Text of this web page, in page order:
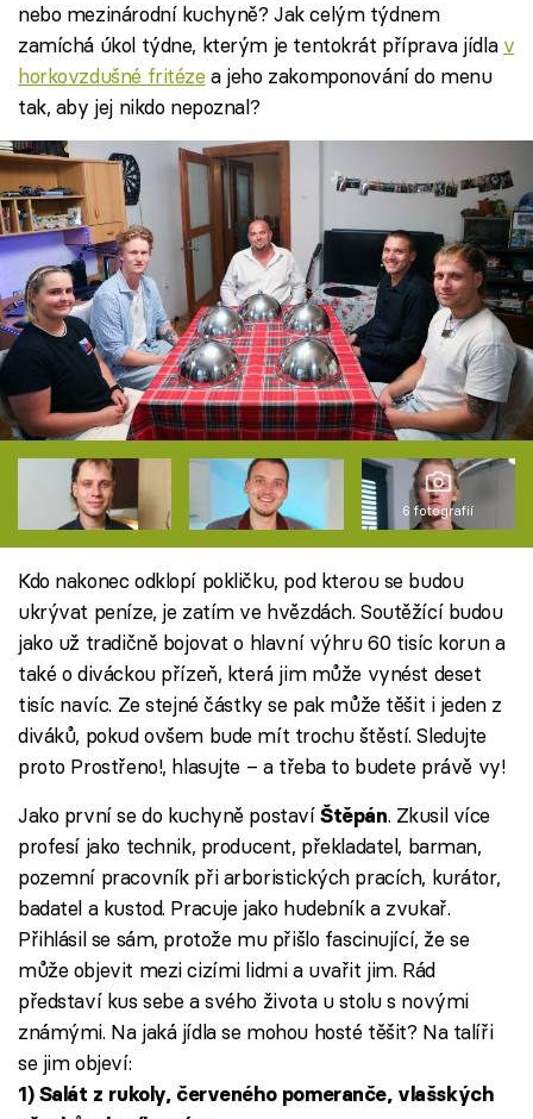
nebo mezinárodní kuchyně? Jak celým týdnem
zamíchá úkol týdne, kterým je tentokrát příprava jídla v
horkovzdušné fritézea jeho zakomponování do menu
tak, aby jej nikdo nepoznal?
6 fotografií
Kdo nakonec odklopí pokličku, pod kterou se budou
ukrývat peníze, je zatím ve hvězdách. Soutěžící budou
jako už tradičně bojovat o hlavní výhru 60 tisíc korun a
také o diváckou přízeň, která jim může vynést deset
tisíc navíc. Ze stejné částky se pak může těšit i jeden z
diváků, pokud ovšem bude mít trochu štěstí. Sledujte
proto Prostřeno!, hlasujte – a třeba to budete právě vy!
Jako první se do kuchyně postavíŠtěpán. Zkusil více
profesí jako technik, producent, překladatel, barman,
pozemní pracovník při arboristických pracích, kurátor,
badatel a kustod. Pracuje jako hudebník a zvukař.
Přihlásil se sám, protože mu přišlo fascinující, že se
může objevit mezi cizími lidmi a uvařit jim. Rád
představí kus sebe a svého života u stolu s novými
známými. Na jaká jídla se mohou hosté těšit? Na talíři
se jim objeví:
1) Salát z rukoly, červeného pomeranče, vlašských